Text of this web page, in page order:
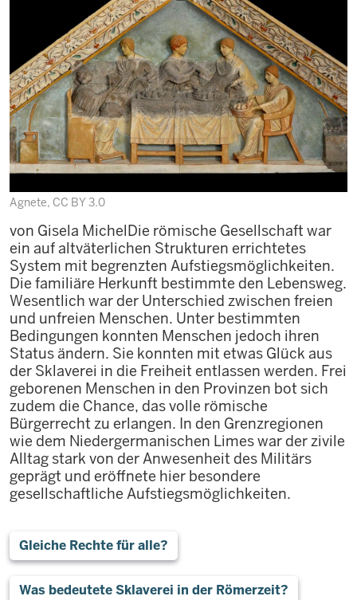
Agnete, CC BY 3.0
von Gisela MichelDie römische Gesellschaft war
ein auf altväterlichen Strukturen errichtetes
System mit begrenzten Aufstiegsmöglichkeiten.
Die familiäre Herkunft bestimmte den Lebensweg.
Wesentlich war der Unterschied zwischen freien
und unfreien Menschen. Unter bestimmten
Bedingungen konnten Menschen jedoch ihren
Status ändern. Sie konnten mit etwas Glück aus
der Sklaverei in die Freiheit entlassen werden. Frei
geborenen Menschen in den Provinzen bot sich
zudem die Chance, das volle römische
Bürgerrecht zu erlangen. In den Grenzregionen
wie dem Niedergermanischen Limes war der zivile
Alltag stark von der Anwesenheit des Militärs
geprägt und eröffnete hier besondere
gesellschaftliche Aufstiegsmöglichkeiten.
Gleiche Rechte für alle?
Was bedeutete Sklaverei in der Römerzeit?